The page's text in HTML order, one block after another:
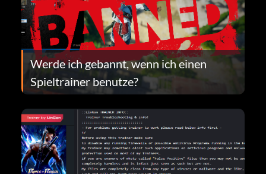
Werde ich gebannt, wenn ich einen
Spieltrainer benutze?